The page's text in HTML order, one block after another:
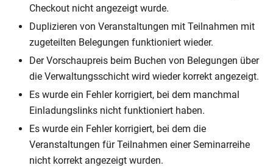
Checkout nicht angezeigt wurde.
Duplizieren von Veranstaltungen mit Teilnahmen mit
zugeteilten Belegungen funktioniert wieder.
Der Vorschaupreis beim Buchen von Belegungen über
die Verwaltungsschicht wird wieder korrekt angezeigt.
Es wurde ein Fehler korrigiert, bei dem manchmal
Einladungslinks nicht funktioniert haben.
Es wurde ein Fehler korrigiert, bei dem die
Veranstaltungen für Teilnahmen einer Seminarreihe
nicht korrekt angezeigt wurden.